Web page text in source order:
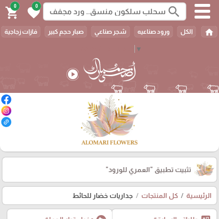
▼
search
0
favorite
0
shopping_cart
home الكل ورود صناعيه شجر صناعي صبار حجم كبير فازات زجاجية
play_circle
تثبيت تطبيق "العمري للورود"
الرئيسية كل المنتجات جداريات خضار للحائط